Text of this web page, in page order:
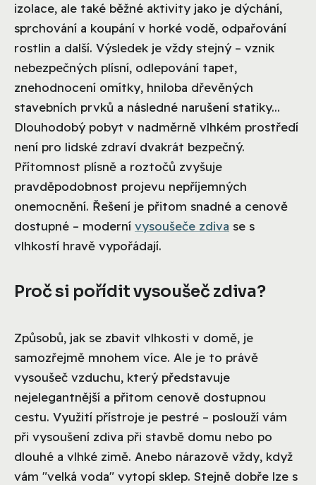
izolace, ale také běžné aktivity jako je dýchání,
sprchování a koupání v horké vodě, odpařování
rostlin a další. Výsledek je vždy stejný – vznik
nebezpečných plísní, odlepování tapet,
znehodnocení omítky, hniloba dřevěných
stavebních prvků a následné narušení statiky...
Dlouhodobý pobyt v nadměrně vlhkém prostředí
není pro lidské zdraví dvakrát bezpečný.
Přítomnost plísně a roztočů zvyšuje
pravděpodobnost projevu nepříjemných
onemocnění. Řešení je přitom snadné a cenově
dostupné – moderní vysoušeče zdiva se s
vlhkostí hravě vypořádají.
Proč si pořídit vysoušeč zdiva?
Způsobů, jak se zbavit vlhkosti v domě, je
samozřejmě mnohem více. Ale je to právě
vysoušeč vzduchu, který představuje
nejelegantnější a přitom cenově dostupnou
cestu. Využití přístroje je pestré – poslouží vám
při vysoušení zdiva při stavbě domu nebo po
dlouhé a vlhké zimě. Anebo nárazově vždy, když
vám "velká voda" vytopí sklep. Stejně dobře lze s